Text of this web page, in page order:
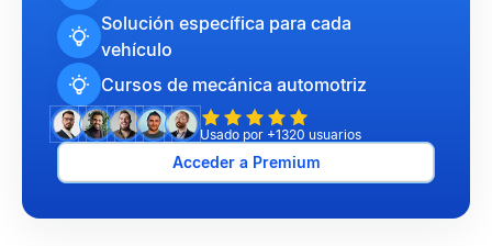
Solución específica para cada
vehículo
Cursos de mecánica automotriz
Usado por +1320 usuarios
Acceder a Premium